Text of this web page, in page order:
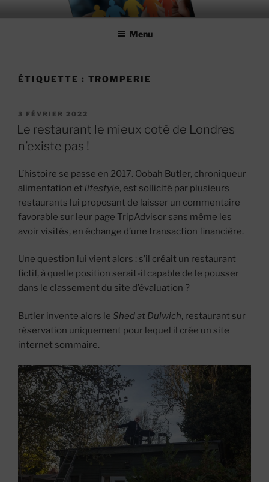
au
MIEUX RÉUSSIR ENSEMBLE
#MieuxRéussirEnsemble
Menu
ÉTIQUETTE : TROMPERIE
PUBLIÉ
LE
3 FÉVRIER 2022
Le restaurant le mieux coté de Londres
n’existe pas !
L’histoire se passe en 2017. Oobah Butler, chroniqueur
alimentation et lifestyle, est sollicité par plusieurs
restaurants lui proposant de laisser un commentaire
favorable sur leur page TripAdvisor sans même les
avoir visités, en échange d’une transaction financière.
Une question lui vient alors : s’il créait un restaurant
fictif, à quelle position serait-il capable de le pousser
dans le classement du site d’évaluation ?
Butler invente alors le Shed at Dulwich, restaurant sur
réservation uniquement pour lequel il crée un site
internet sommaire.